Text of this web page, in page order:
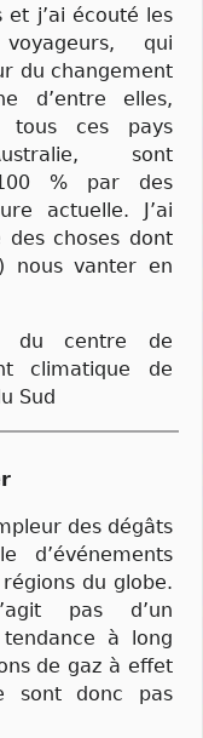
et j’ai écouté les
qui
du changement
d’entre elles,
tous ces pays
sont
% par des
actuelle. J’ai
choses dont
nous vanter en
du centre de
climatique de
Sud
des dégâts
d’événements
du globe.
pas d’un
à long
de gaz à effet
sont donc pas